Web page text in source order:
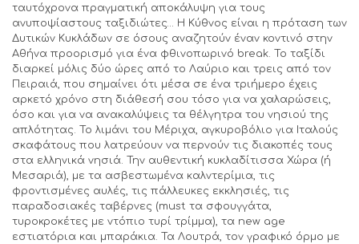
ταυτόχρονα πραγματική αποκάλυψη για τους
ανυποψίαστους ταξιδιώτες… Η Κύθνος είναι η πρόταση των
Δυτικών Κυκλάδων σε όσους αναζητούν έναν κοντινό στην
Αθήνα προορισμό για ένα φθινοπωρινό break. Το ταξίδι
διαρκεί μόλις δύο ώρες από το Λαύριο και τρεις από τον
Πειραιά, που σημαίνει ότι μέσα σε ένα τριήμερο έχεις
αρκετό χρόνο στη διάθεσή σου τόσο για να χαλαρώσεις,
όσο και για να ανακαλύψεις τα θέλγητρα του νησιού της
απλότητας. Το λιμάνι του Μέριχα, αγκυροβόλιο για Ιταλούς
σκαφάτους που λατρεύουν να περνούν τις διακοπές τους
στα ελληνικά νησιά. Την αυθεντική κυκλαδίτισσα Χώρα (ή
Μεσαριά), με τα ασβεστωμένα καλντερίμια, τις
φροντισμένες αυλές, τις πάλλευκες εκκλησιές, τις
παραδοσιακές ταβέρνες (must τα σφουγγάτα,
τυροκροκέτες με ντόπιο τυρί τρίμμα), τα new age
εστιατόρια και μπαράκια. Τα Λουτρά, τον γραφικό όρμο με